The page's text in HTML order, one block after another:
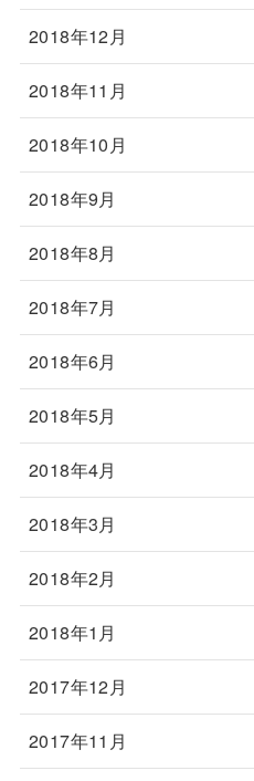
2018年12月
2018年11月
2018年10月
2018年9月
2018年8月
2018年7月
2018年6月
2018年5月
2018年4月
2018年3月
2018年2月
2018年1月
2017年12月
2017年11月